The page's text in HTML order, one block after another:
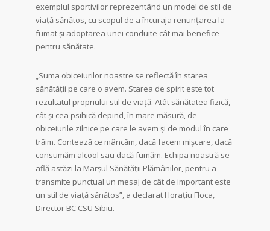
exemplul sportivilor reprezentând un model de stil de
viață sănătos, cu scopul de a încuraja renunțarea la
fumat și adoptarea unei conduite cât mai benefice
pentru sănătate.
„Suma obiceiurilor noastre se reflectă în starea
sănătăţii pe care o avem. Starea de spirit este tot
rezultatul propriului stil de viaţă. Atât sănătatea fizică,
cât şi cea psihică depind, în mare măsură, de
obiceiurile zilnice pe care le avem şi de modul în care
trăim. Contează ce mâncăm, dacă facem mişcare, dacă
consumăm alcool sau dacă fumăm. Echipa noastră se
află astăzi la Marșul Sănătății Plămânilor, pentru a
transmite punctual un mesaj de cât de important este
un stil de viață sănătos”, a declarat Horațiu Floca,
Director BC CSU Sibiu.